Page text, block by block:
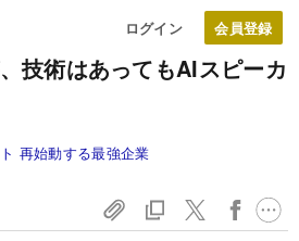
ログイン
技術はあってもAIスピーカ
再始動する最強企業